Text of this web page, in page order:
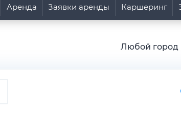
Аренда Заявки аренды Каршеринг
Любой город